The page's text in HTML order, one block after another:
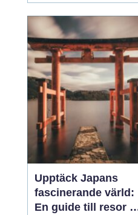
surf, sol och nya möten
kan vara just den
upplevelse som fyller
p&ar...
Upptäck Japans
fascinerande värld:
En guide till resor i